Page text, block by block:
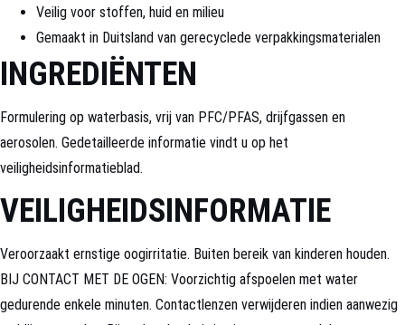
Veilig voor stoffen, huid en milieu
Gemaakt in Duitsland van gerecyclede verpakkingsmaterialen
INGREDIËNTEN
Formulering op waterbasis, vrij van PFC/PFAS, drijfgassen en
aerosolen. Gedetailleerde informatie vindt u op het
veiligheidsinformatieblad.
VEILIGHEIDSINFORMATIE
Veroorzaakt ernstige oogirritatie. Buiten bereik van kinderen houden.
BIJ CONTACT MET DE OGEN: Voorzichtig afspoelen met water
gedurende enkele minuten. Contactlenzen verwijderen indien aanwezig